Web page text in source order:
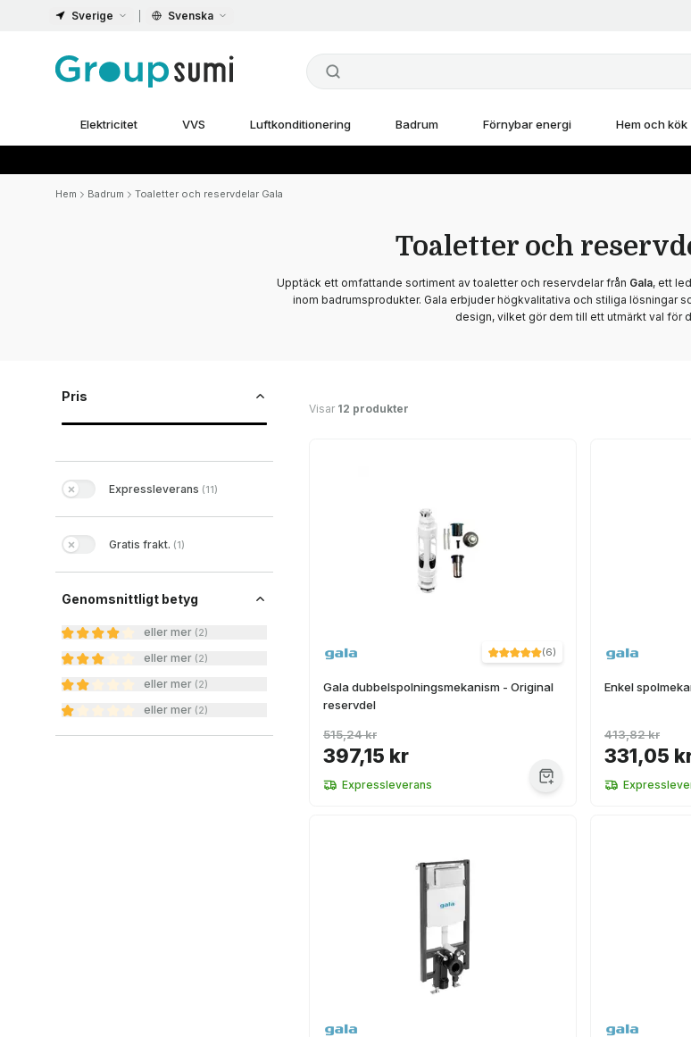
Sverige Svenska
Elektricitet VVS Luftkonditionering Badrum Förnybar energi Hem och kök
Hem Badrum Toaletter och reservdelar Gala
Toaletter och
Upptäck ett omfattande sortiment av toaletter och reservdelar från Gala, ett
inom badrumsprodukter. Gala erbjuder högkvalitativa och stiliga lösningar
design, vilket gör dem till ett utmärkt val för
Pris
Expressleverans (11)
Gratis frakt. (1)
Genomsnittligt betyg
eller mer (2)
eller mer (2)
eller mer (2)
eller mer (2)
Visar 12 produkter
(6)
Gala dubbelspolningsmekanism - Original
reservdel
397,15 kr
515,24 kr
Expressleverans
Enkel
331,05
413,82 kr